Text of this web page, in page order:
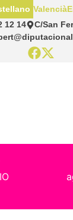
12 14
C/San
Valencià